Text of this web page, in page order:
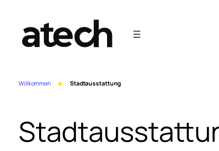
Inhalt
springen
Willkommen Stadtausstattung